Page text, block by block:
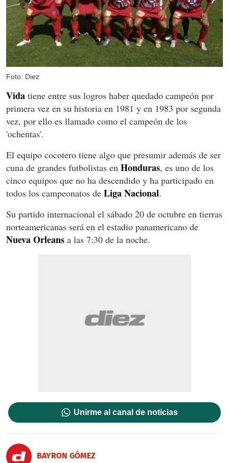
Foto: Diez
Vida tiene entre sus logros haber quedado campeón por
primera vez en su historia en 1981 y en 1983 por segunda
vez, por ello es llamado como el campeón de los
'ochentas'.
El equipo cocotero tiene algo que presumir además de ser
cuna de grandes futbolistas en Honduras, es uno de los
cinco equipos que no ha descendido y ha participado en
todos los campeonatos de Liga Nacional.
Su partido internacional el sábado 20 de octubre en tierras
norteamericanas será en el estadio panamericano de
Nueva Orleans a las 7:30 de la noche.
Unirme al canal de noticias
BAYRON GÓMEZ